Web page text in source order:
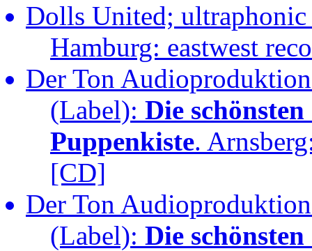
Dolls United;
Hamburg: eastwest
Der Ton
(Label): Die
Puppenkiste.
[CD]
Der Ton
(Label): Die